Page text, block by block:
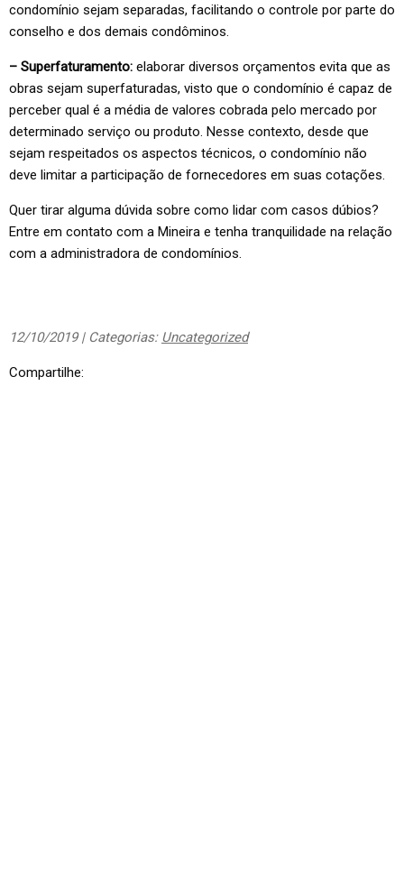
condomínio sejam separadas, facilitando o controle por parte do
conselho e dos demais condôminos.
– Superfaturamento: elaborar diversos orçamentos evita que as
obras sejam superfaturadas, visto que o condomínio é capaz de
perceber qual é a média de valores cobrada pelo mercado por
determinado serviço ou produto. Nesse contexto, desde que
sejam respeitados os aspectos técnicos, o condomínio não
deve limitar a participação de fornecedores em suas cotações.
Quer tirar alguma dúvida sobre como lidar com casos dúbios?
Entre em contato com a Mineira e tenha tranquilidade na relação
com a administradora de condomínios.
12/10/2019 | Categorias: Uncategorized
Compartilhe: